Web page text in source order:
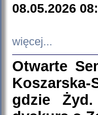
08.05.2026
więcej...
Otwarte
Koszarska-
gdzie